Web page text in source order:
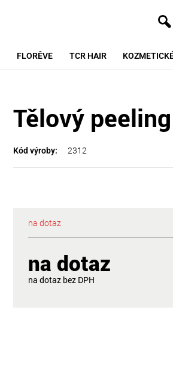
FLORÊVE TCR HAIR
Tělový peeling
Kód výroby: 2312
na dotaz
na dotaz
na dotaz